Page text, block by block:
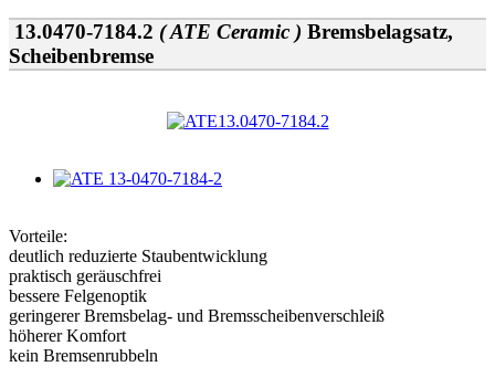
13.0470-7184.2 ( ATE Ceramic ) Bremsbelagsatz,
Scheibenbremse
Vorteile:
deutlich reduzierte Staubentwicklung
praktisch geräuschfrei
bessere Felgenoptik
geringerer Bremsbelag- und Bremsscheibenverschleiß
höherer Komfort
kein Bremsenrubbeln